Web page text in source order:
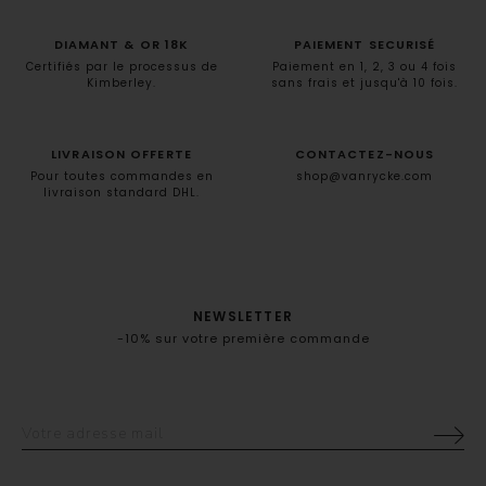
DIAMANT & OR 18K
Certifiés par le processus de
Kimberley.
PAIEMENT SECURISÉ
Paiement en 1, 2, 3 ou 4 fois
sans frais et jusqu'à 10 fois.
LIVRAISON OFFERTE
Pour toutes commandes en
livraison standard DHL.
CONTACTEZ-NOUS
shop@vanrycke.com
NEWSLETTER
-10% sur votre première commande